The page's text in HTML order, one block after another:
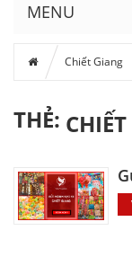
MENU
Chiết Giang
THẺ: